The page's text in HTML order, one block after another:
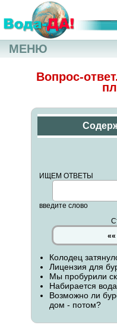
Вопрос-
ИЩЕМ ОТВЕТЫ
введите слово
««
Колодец
Лицензия для
Мы пробурили
Набирается
Возможно ли
дом - потом?
МЕНЮ